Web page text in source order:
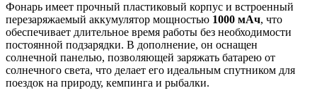
Фонарь имеет прочный пластиковый корпус и встроенный
перезаряжаемый аккумулятор мощностью 1000 мАч, что
обеспечивает длительное время работы без необходимости
постоянной подзарядки. В дополнение, он оснащен
солнечной панелью, позволяющей заряжать батарею от
солнечного света, что делает его идеальным спутником для
поездок на природу, кемпинга и рыбалки.